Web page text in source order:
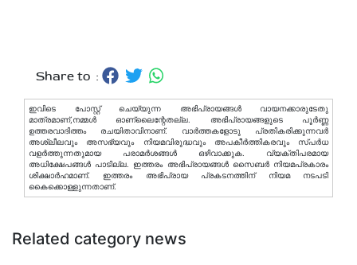
Share to :
ഇവിടെ പോസ്റ്റ് ചെയ്യുന്ന അഭിപ്രായങ്ങള്‍ വായനക്കാരുടേതു
മാത്രമാണ്,നമ്മൾ ഓണ്ലൈന്റേതല്ല. അഭിപ്രായങ്ങളുടെ പൂർണ്ണ
ഉത്തരവാദിത്തം രചയിതാവിനാണ്. വാര്‍ത്തകളോടു പ്രതികരിക്കുന്നവര്‍
അശ്ലീലവും അസഭ്യവും നിയമവിരുദ്ധവും അപകീര്‍ത്തികരവും സ്പര്‍ധ
വളര്‍ത്തുന്നതുമായ പരാമര്‍ശങ്ങള്‍ ഒഴിവാക്കുക. വ്യക്തിപരമായ
അധിക്ഷേപങ്ങള്‍ പാടില്ല. ഇത്തരം അഭിപ്രായങ്ങള്‍ സൈബര്‍ നിയമപ്രകാരം
ശിക്ഷാര്‍ഹമാണ്. ഇത്തരം അഭിപ്രായ പ്രകടനത്തിന് നിയമ നടപടി
കൈക്കൊള്ളുന്നതാണ്.
Related category news